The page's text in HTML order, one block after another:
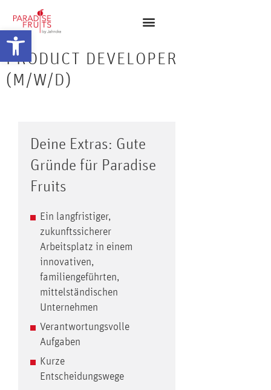
Open toolbar
PRODUCT DEVELOPER
(M/W/D)
Deine Extras: Gute
Gründe für Paradise
Fruits
Ein langfristiger,
zukunftssicherer
Arbeitsplatz in einem
innovativen,
familiengeführten,
mittelständischen
Unternehmen
Verantwortungsvolle
Aufgaben
Kurze
Entscheidungswege